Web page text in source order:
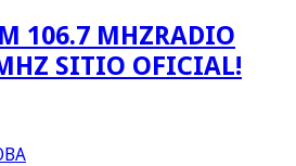
RADIO
SITIO OFICIAL!